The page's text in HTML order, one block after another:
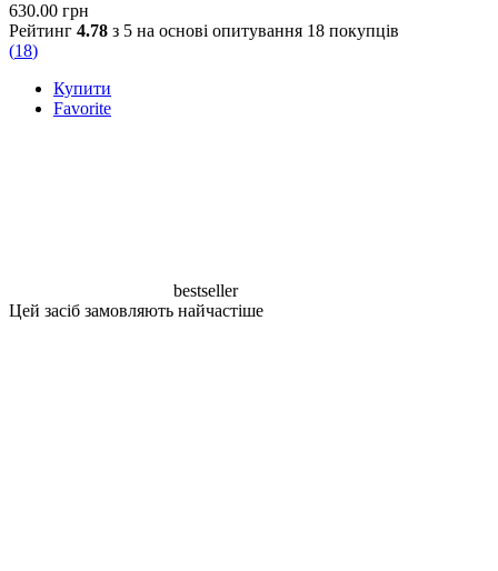
630.00 грн
Рейтинг 4.78 з 5 на основі опитування 18 покупців
(18)
Купити
Favorite
bestseller
Цей засіб замовляють найчастіше